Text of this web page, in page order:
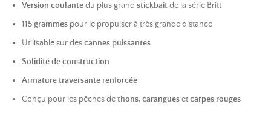
Version coulantedu plus grand stickbaitde la série Britt
115 grammes pour le propulser à très grande distance
Utilisable sur descannes puissantes
Solidité de construction
Armature traversante renforcée
Conçu pour les pêches dethons,caranguesetcarpes rouges